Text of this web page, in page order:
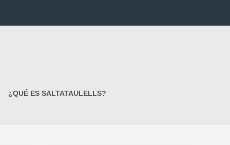
¿QUÉ ES SALTATAULELLS?